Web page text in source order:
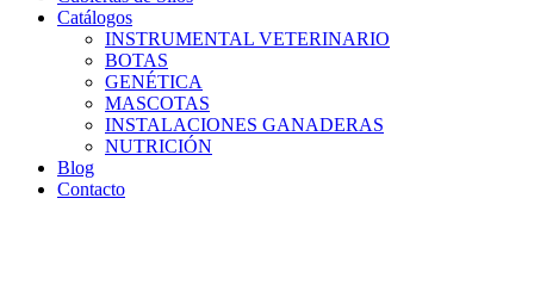
Catálogos
INSTRUMENTAL VETERINARIO
BOTAS
GENÉTICA
MASCOTAS
INSTALACIONES GANADERAS
NUTRICIÓN
Blog
Contacto